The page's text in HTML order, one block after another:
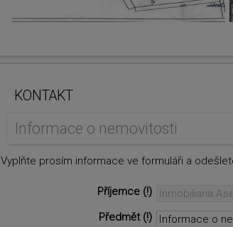
KONTAKT
Informace o nemovitosti
Vyplňte prosím informace ve formuláři a
Příjemce
Předmět